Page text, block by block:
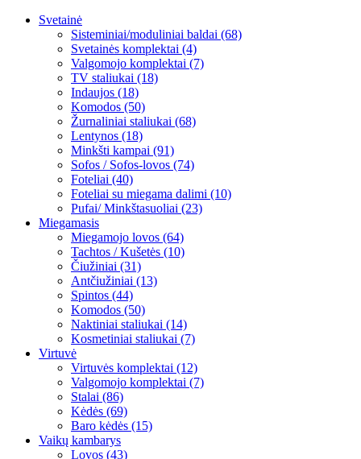
Svetainė
Sisteminiai/moduliniai baldai (68)
Svetainės komplektai (4)
Valgomojo komplektai (7)
TV staliukai (18)
Indaujos (18)
Komodos (50)
Žurnaliniai staliukai (68)
Lentynos (18)
Minkšti kampai (91)
Sofos / Sofos-lovos (74)
Foteliai (40)
Foteliai su miegama dalimi (10)
Pufai/ Minkštasuoliai (23)
Miegamasis
Miegamojo lovos (64)
Tachtos / Kušetės (10)
Čiužiniai (31)
Antčiužiniai (13)
Spintos (44)
Komodos (50)
Naktiniai staliukai (14)
Kosmetiniai staliukai (7)
Virtuvė
Virtuvės komplektai (12)
Valgomojo komplektai (7)
Stalai (86)
Kėdės (69)
Baro kėdės (15)
Vaikų kambarys
Lovos (43)